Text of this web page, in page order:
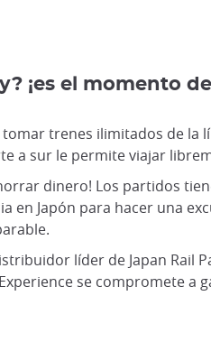
¡es el momento
trenes ilimitados de la
a sur le permite viajar
dinero! Los partidos
en Japón para hacer una
líder de Japan Rail
se compromete